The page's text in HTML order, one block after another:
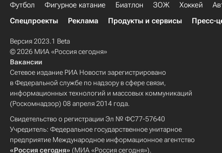
Футбол Фигурное катание Биатлон ЗОЖ Хоккей
Спецпроекты
Реклама Продукты и сервисы Пресс-
Версия 2023.1 Beta
© 2026 МИА «Россия сегодня»
Вакансии
Сетевое издание РИА Новости зарегистрировано
в Федеральной службе по надзору в сфере связи,
информационных технологий и массовых коммуникаций
(Роскомнадзор) 08 апреля 2014 года.
Свидетельство о регистрации Эл № ФС77-57640
Учредитель: Федеральное государственное унитарное
предприятие Международное информационное агентство
«Россия сегодня» (МИА «Россия сегодня»).